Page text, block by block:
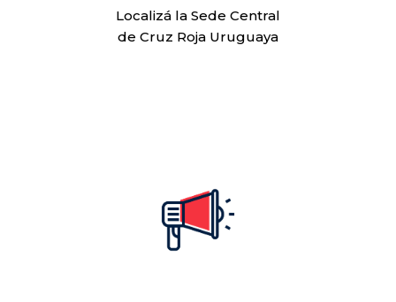
Localizá la Sede Central
de Cruz Roja Uruguaya